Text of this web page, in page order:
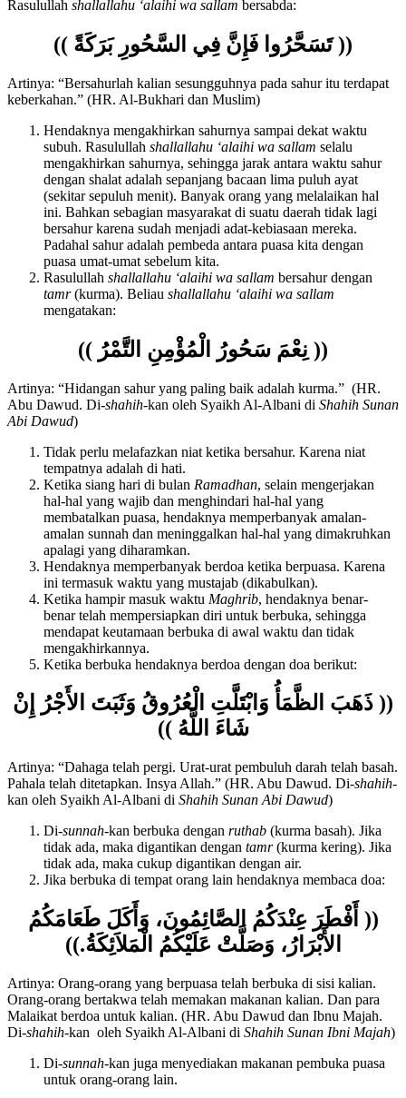
(( تَسَحَّرُوا فَإِنَّ فِي السَّحُورِ بَرَكَةً ))
Artinya: “Bersahurlah kalian sesungguhnya pada sahur itu terdapat
Hendaknya mengakhirkan sahurnya sampai dekat waktu
subuh. Rasulullahshallallahu ‘alaihi wa sallamselalu
mengakhirkan sahurnya, sehingga jarak antara waktu sahur
dengan shalat adalah sepanjang bacaan lima puluh ayat
(sekitar sepuluh menit). Banyak orang yang melalaikan hal
ini. Bahkan sebagian masyarakat di suatu daerah tidak lagi
bersahur karena sudah menjadi adat-kebiasaan mereka.
Padahal sahur adalah pembeda antara puasa kita dengan
puasa umat-umat sebelum kita.
Rasulullahshallallahu ‘alaihi wa sallam bersahur dengan
tamr(kurma). Beliau
(( نِعْمَ سَحُورُ الْمُؤْمِنِ التَّمْرُ ))
Artinya: “Hidangan sahur yang paling baik adalah kurma.” (HR.
Abu Dawud. Di-
Tidak perlu melafazkan niat ketika bersahur. Karena niat
tempatnya adalah di hati.
Ketika siang hari di bulanRamadhan, selain mengerjakan
hal-hal yang wajib dan menghindari hal-hal yang
membatalkan puasa, hendaknya memperbanyak amalan-
amalan sunnah dan meninggalkan hal-hal yang dimakruhkan
apalagi yang diharamkan.
Hendaknya memperbanyak berdoa ketika berpuasa. Karena
ini termasuk waktu yang mustajab (dikabulkan).
Ketika hampir masuk waktuMaghrib , hendaknya benar-
benar telah mempersiapkan diri untuk berbuka, sehingga
mendapat keutamaan berbuka di awal waktu dan tidak
mengakhirkannya.
Ketika berbuka hendaknya berdoa dengan doa berikut:
(( ذَهَبَ الظَّمَأُ وَابْتَلَّتِ الْعُرُوقُ وَثَبَتَ الأَجْرُ إِنْ
Artinya: “Dahaga telah pergi. Urat-urat pembuluh darah telah basah.
Pahala telah ditetapkan. Insya Allah.” (HR. Abu Dawud. Di-
Di-sunnah-kan berbuka denganruthab(kurma basah). Jika
tidak ada, maka digantikan dengantamr(kurma kering). Jika
tidak ada, maka cukup digantikan dengan air.
(( أَفْطَرَ عِنْدَكُمُ الصَّائِمُونَ، وَأَكَلَ طَعَامَكُمُ
الأَبْرَارُ، وَصَلَّتْ عَلَيْكُمُ الْمَلاَئِكَةُ.))
Artinya: Orang-orang yang berpuasa telah berbuka di sisi kalian.
Orang-orang bertakwa telah memakan makanan kalian. Dan para
Malaikat berdoa untuk kalian. (HR. Abu Dawud dan Ibnu Majah.
Di-sunnah-kan juga menyediakan makanan pembuka puasa